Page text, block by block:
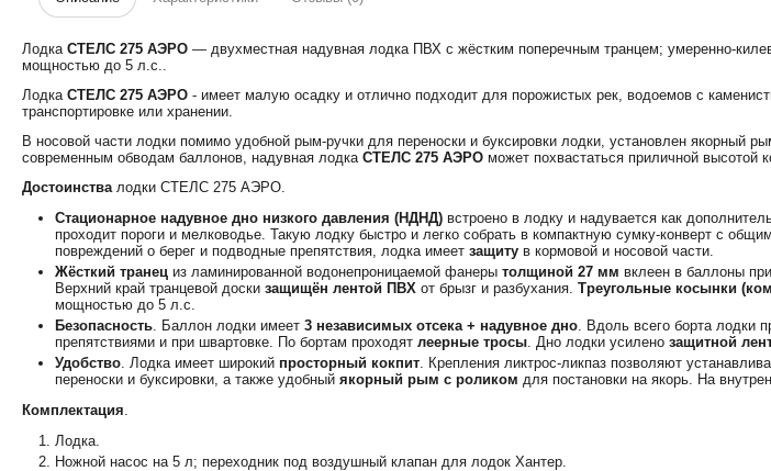
Лодка СТЕЛС 275 АЭРО ― двухместная надувная лодка ПВХ с жёстким поперечным транцем; умеренно-
мощностью до 5 л.с..
Лодка СТЕЛС 275 АЭРО - имеет малую осадку и отлично подходит для порожистых рек, водоемов с
транспортировке или хранении.
В носовой части лодки помимо удобной рым-ручки для переноски и буксировки лодки, установлен якорный
современным обводам баллонов, надувная лодка СТЕЛС 275 АЭРО может похвастаться приличной высотой
Достоинствалодки СТЕЛС 275 АЭРО.
Стационарное надувное дно низкого давления (НДНД) встроено в лодку и надувается как
проходит пороги и мелководье. Такую лодку быстро и легко собрать в компактную сумку-конверт с
повреждений о берег и подводные препятствия, лодка имеет защиту в кормовой и носовой части.
Жёсткий транец из ламинированной водонепроницаемой фанеры толщиной 27 мм вклеен в баллоны
Верхний край транцевой доски защищён лентой ПВХ от брызг и разбухания. Треугольные косынки
мощностью до 5 л.с.
Безопасность. Баллон лодки имеет 3 независимых отсека + надувное дно. Вдоль всего борта лодки
препятствиями и при швартовке. По бортам проходят леерные тросы. Дно лодки усилено защитной
Удобство. Лодка имеет широкий просторный кокпит. Крепления ликтрос-ликпаз позволяют
переноски и буксировки, а также удобный якорный рым с роликом для постановки на якорь. На
Комплектация.
Лодка.
Ножной насос на 5 л; переходник под воздушный клапан для лодок Хантер.